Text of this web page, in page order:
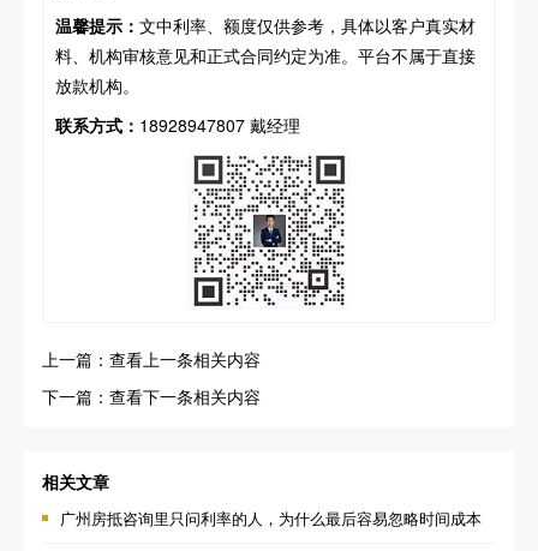
温馨提示： 文中利率、额度仅供参考，具体以客户真实材
料、机构审核意见和正式合同约定为准。平台不属于直接
放款机构。
联系方式： 18928947807 戴经理
上一篇：查看上一条相关内容
下一篇：查看下一条相关内容
相关文章
广州房抵咨询里只问利率的人，为什么最后容易忽略时间成本